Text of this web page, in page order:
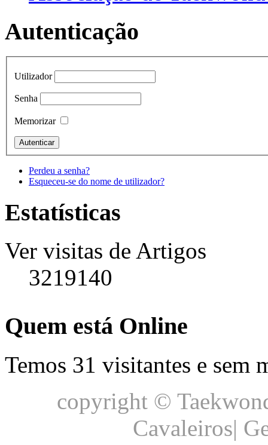
Autenticação
Utilizador
Senha
Memorizar
Perdeu a senha?
Esqueceu-se do nome de utilizador?
Estatísticas
Ver visitas de Artigos
3219140
Quem está Online
Temos 31 visitantes e sem
copyright ©
Cavaleiros|